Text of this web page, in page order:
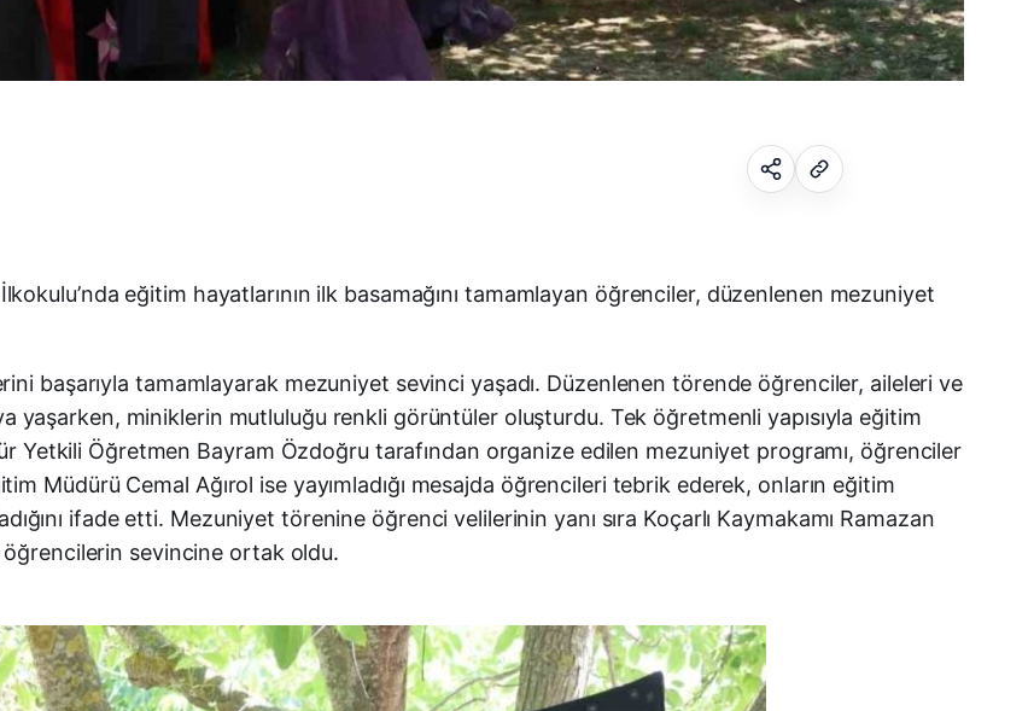
Facebook
WhatsApp
LinkedIn
eğitim hayatlarının ilk basamağını tamamlayan öğrenciler, düzenlenen mezuniyet
başarıyla tamamlayarak mezuniyet sevinci yaşadı. Düzenlenen törende öğrenciler, aileleri ve
yaşarken, miniklerin mutluluğu renkli görüntüler oluşturdu. Tek öğretmenli yapısıyla eğitim
Yetkili Öğretmen Bayram Özdoğru tarafından organize edilen mezuniyet programı, öğrenciler
Müdürü Cemal Ağırol ise yayımladığı mesajda öğrencileri tebrik ederek, onların eğitim
ifade etti. Mezuniyet törenine öğrenci velilerinin yanı sıra Koçarlı Kaymakamı Ramazan
öğrencilerin sevincine ortak oldu.